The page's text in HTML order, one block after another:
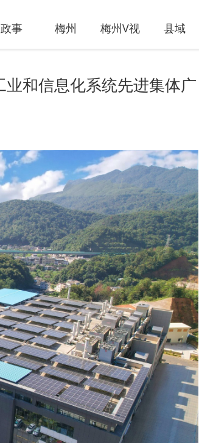
政事 梅州 梅州V视 县域
和信息化系统先进集体广